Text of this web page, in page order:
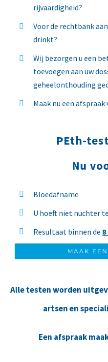
rijvaardigheid?
Voor de rechtbank
drinkt?
Wij bezorgen u een
toevoegen aan uw
geheelonthouding
Maak nu een afspraak
PEth-
Nu
Bloedafname
U hoeft niet nuchter
Resultaat binnen de
MAAK
Alle testen worden
artsen en
Een afspraak